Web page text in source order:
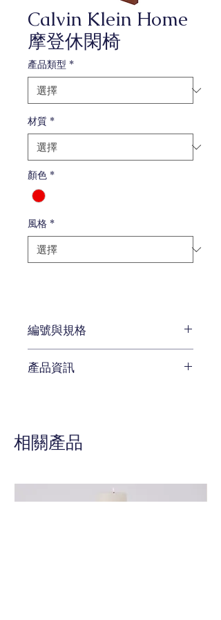
Calvin Klein Home
摩登休閑椅
產品類型 *
材質 *
顏色 *
風格 *
編號與規格
編號 CKH-755-D4
產品資訊
相關產品